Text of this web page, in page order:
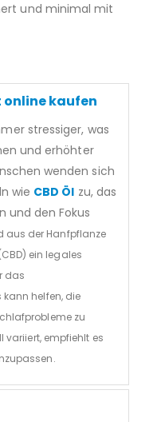
und minimal mit
online kaufen
stressiger, was
und erhöhter
wenden sich
wie CBD Öl zu, das
und den Fokus
aus der Hanfpflanze
ein legales
das
helfen, die
zu
variiert, empfiehlt es